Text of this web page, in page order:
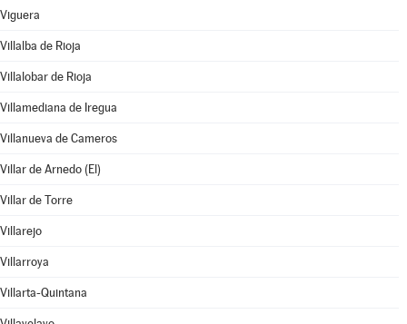
Viguera
Villalba de Rioja
Villalobar de Rioja
Villamediana de Iregua
Villanueva de Cameros
Villar de Arnedo (El)
Villar de Torre
Villarejo
Villarroya
Villarta-Quintana